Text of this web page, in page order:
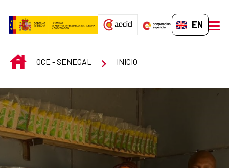
EN-GB
INICIOOCE - SENEGAL INICIO